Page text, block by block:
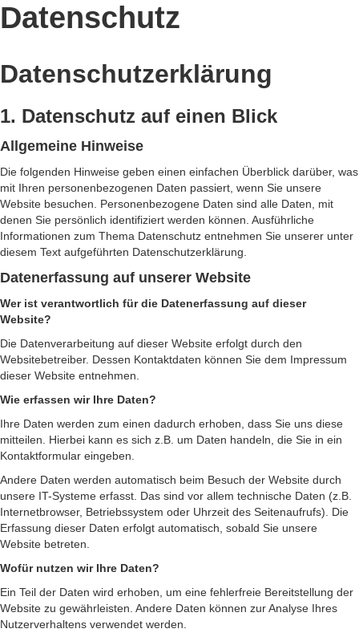
Datenschutz
Datenschutzerklärung
1. Datenschutz auf einen Blick
Allgemeine Hinweise
Die folgenden Hinweise geben einen einfachen Überblick darüber, was
mit Ihren personenbezogenen Daten passiert, wenn Sie unsere
Website besuchen. Personenbezogene Daten sind alle Daten, mit
denen Sie persönlich identifiziert werden können. Ausführliche
Informationen zum Thema Datenschutz entnehmen Sie unserer unter
diesem Text aufgeführten Datenschutzerklärung.
Datenerfassung auf unserer Website
Wer ist verantwortlich für die Datenerfassung auf dieser
Website?
Die Datenverarbeitung auf dieser Website erfolgt durch den
Websitebetreiber. Dessen Kontaktdaten können Sie dem Impressum
dieser Website entnehmen.
Wie erfassen wir Ihre Daten?
Ihre Daten werden zum einen dadurch erhoben, dass Sie uns diese
mitteilen. Hierbei kann es sich z.B. um Daten handeln, die Sie in ein
Kontaktformular eingeben.
Andere Daten werden automatisch beim Besuch der Website durch
unsere IT-Systeme erfasst. Das sind vor allem technische Daten (z.B.
Internetbrowser, Betriebssystem oder Uhrzeit des Seitenaufrufs). Die
Erfassung dieser Daten erfolgt automatisch, sobald Sie unsere
Website betreten.
Wofür nutzen wir Ihre Daten?
Ein Teil der Daten wird erhoben, um eine fehlerfreie Bereitstellung der
Website zu gewährleisten. Andere Daten können zur Analyse Ihres
Nutzerverhaltens verwendet werden.